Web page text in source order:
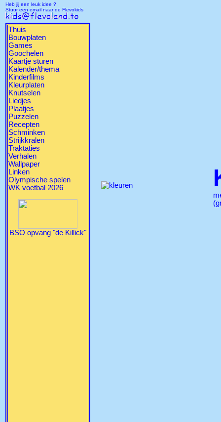
Heb jij een leuk idee ?
Stuur een email naar de Flevokids
Thuis
Bouwplaten
Games
Goochelen
Kaartje sturen
Kalender/thema
Kinderfilms
Kleurplaten
Knutselen
Liedjes
Plaatjes
Puzzelen
Recepten
Schminken
Strijkkralen
Traktaties
Verhalen
Wallpaper
Linken
Olympische spelen
WK voetbal 2026
BSO opvang "de Killick"